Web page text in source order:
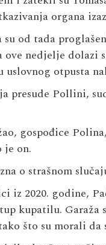
organa
od tada
ove nedjelje dolazi
uslovnog otpusta
presude Pollini,
gospođice
je on.
o strašnom
iz 2020. godine,
kupatilu. Garaža
što su morali